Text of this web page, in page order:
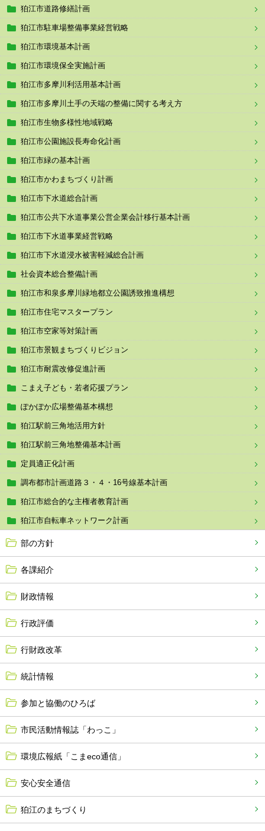
狛江市道路修繕計画
狛江市駐車場整備事業経営戦略
狛江市環境基本計画
狛江市環境保全実施計画
狛江市多摩川利活用基本計画
狛江市多摩川土手の天端の整備に関する考え方
狛江市生物多様性地域戦略
狛江市公園施設長寿命化計画
狛江市緑の基本計画
狛江市かわまちづくり計画
狛江市下水道総合計画
狛江市公共下水道事業公営企業会計移行基本計画
狛江市下水道事業経営戦略
狛江市下水道浸水被害軽減総合計画
社会資本総合整備計画
狛江市和泉多摩川緑地都立公園誘致推進構想
狛江市住宅マスタープラン
狛江市空家等対策計画
狛江市景観まちづくりビジョン
狛江市耐震改修促進計画
こまえ子ども・若者応援プラン
ぽかぽか広場整備基本構想
狛江駅前三角地活用方針
狛江駅前三角地整備基本計画
定員適正化計画
調布都市計画道路３・４・16号線基本計画
狛江市総合的な主権者教育計画
狛江市自転車ネットワーク計画
部の方針
各課紹介
財政情報
行政評価
行財政改革
統計情報
参加と協働のひろば
市民活動情報誌「わっこ」
環境広報紙「こまeco通信」
安心安全通信
狛江のまちづくり